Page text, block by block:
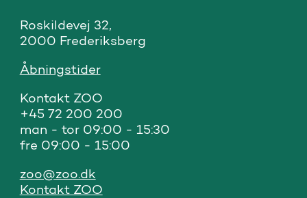
Roskildevej 32,
2000 Frederiksberg
Åbningstider
Kontakt ZOO
+45 72 200 200
man - tor 09:00 - 15:30
fre 09:00 - 15:00
zoo@zoo.dk
Kontakt ZOO